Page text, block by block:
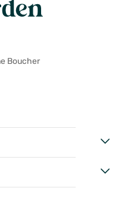
Boucher